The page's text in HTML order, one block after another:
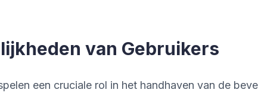
van Gebruikers
een cruciale rol in het handhaven van de